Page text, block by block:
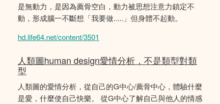
是無動力，是因為薦骨空白，動力被思想注意力鎖定不
動，形成腦一不斷想「我要做.....」但身體不起動。
hd.life64.net/content/3501
人類圖human design愛情分析，不是類型對類
型
人類圖的愛情分析，從自己的G中心/薦骨中心，體驗什麼
是愛，什麼使自己快樂。 從G中心了解自己與他人的情感